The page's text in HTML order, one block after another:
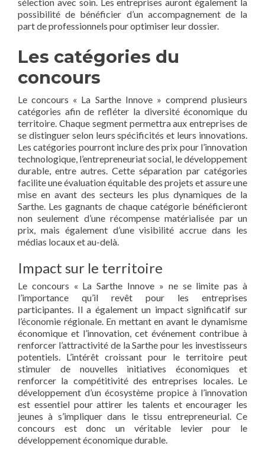
possibilité de bénéficier d’un accompagnement de la
part de professionnels pour optimiser leur dossier.
Les catégories du
concours
Le concours « La Sarthe Innove » comprend plusieurs
catégories afin de refléter la diversité économique du
territoire. Chaque segment permettra aux entreprises de
se distinguer selon leurs spécificités et leurs innovations.
Les catégories pourront inclure des prix pour l’innovation
technologique, l’entrepreneuriat social, le développement
durable, entre autres. Cette séparation par catégories
facilite une évaluation équitable des projets et assure une
mise en avant des secteurs les plus dynamiques de la
Sarthe. Les gagnants de chaque catégorie bénéficieront
non seulement d’une récompense matérialisée par un
prix, mais également d’une visibilité accrue dans les
médias locaux et au-delà.
Impact sur le territoire
Le concours « La Sarthe Innove » ne se limite pas à
l’importance qu’il revêt pour les entreprises
participantes. Il a également un impact significatif sur
l’économie régionale. En mettant en avant le dynamisme
économique et l’innovation, cet événement contribue à
renforcer l’attractivité de la Sarthe pour les investisseurs
potentiels. L’intérêt croissant pour le territoire peut
stimuler de nouvelles initiatives économiques et
renforcer la compétitivité des entreprises locales. Le
développement d’un écosystème propice à l’innovation
est essentiel pour attirer les talents et encourager les
jeunes à s’impliquer dans le tissu entrepreneurial. Ce
concours est donc un véritable levier pour le
développement économique durable.